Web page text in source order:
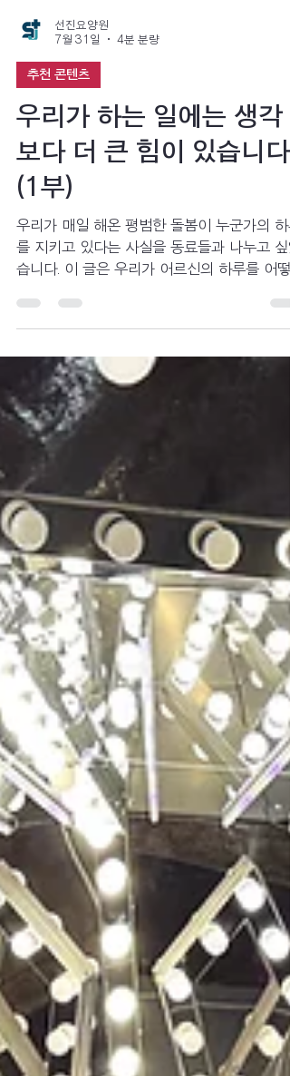
7월 31일
4분 분량
추천 콘텐츠
우리가 하는 일에는 생각
보다 더 큰 힘이 있습니다
(1부)
우리가 매일 해온 평범한 돌봄이 누군가의 하
지키고, 다시 살아가게 하는 힘이 되는지 함께
발견하기 위한 기록입니다.